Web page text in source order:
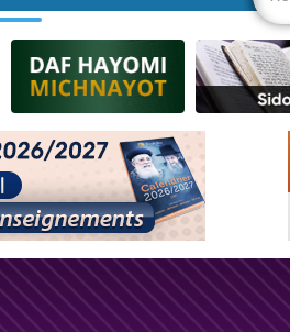
80 ans, dans un appartement insalubre
Rivka, 6 enfants, victime de violences...
de Vacances Pour les Enfants